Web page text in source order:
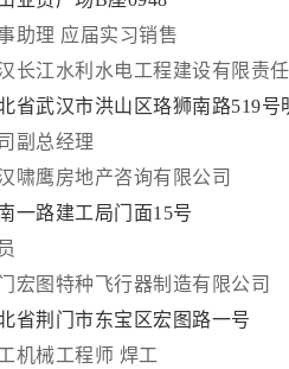
助理 应届实习销售
长江水利水电工程建设有限责
省武汉市洪山区珞狮南路519号
副总经理
啸鹰房地产咨询有限公司
一路建工局门面15号
宏图特种飞行器制造有限公司
省荆门市东宝区宏图路一号
机械工程师 焊工